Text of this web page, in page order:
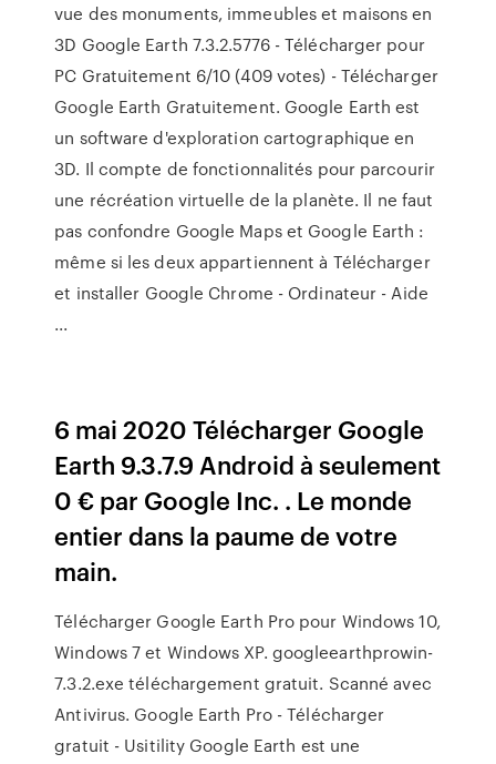
vue des monuments, immeubles et maisons en
3D Google Earth 7.3.2.5776 - Télécharger pour
PC Gratuitement 6/10 (409 votes) - Télécharger
Google Earth Gratuitement. Google Earth est
un software d'exploration cartographique en
3D. Il compte de fonctionnalités pour parcourir
une récréation virtuelle de la planète. Il ne faut
pas confondre Google Maps et Google Earth :
même si les deux appartiennent à Télécharger
et installer Google Chrome - Ordinateur - Aide
...
6 mai 2020 Télécharger Google
Earth 9.3.7.9 Android à seulement
0 € par Google Inc. . Le monde
entier dans la paume de votre
main.
Télécharger Google Earth Pro pour Windows 10,
Windows 7 et Windows XP. googleearthprowin-
7.3.2.exe téléchargement gratuit. Scanné avec
Antivirus. Google Earth Pro - Télécharger
gratuit - Usitility Google Earth est une